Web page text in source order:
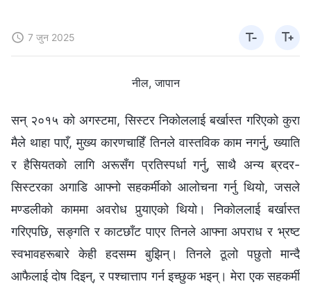
7 जुन 2025
नील, जापान
सन् २०१५ को अगस्टमा, सिस्टर निकोललाई बर्खास्त गरिएको कुरा
मैले थाहा पाएँ, मुख्य कारणचाहिँ तिनले वास्तविक काम नगर्नु, ख्याति
र हैसियतको लागि अरूसँग प्रतिस्पर्धा गर्नु, साथै अन्य ब्रदर-
सिस्टरका अगाडि आफ्नो सहकर्मीको आलोचना गर्नु थियो, जसले
मण्डलीको काममा अवरोध पुर्‍याएको थियो। निकोललाई बर्खास्त
गरिएपछि, सङ्गति र काटछाँट पाएर तिनले आफ्ना अपराध र भ्रष्ट
स्वभावहरूबारे केही हदसम्म बुझिन्। तिनले ठूलो पछुतो मान्दै
आफैलाई दोष दिइन्, र पश्चात्ताप गर्न इच्छुक भइन्। मेरा एक सहकर्मी